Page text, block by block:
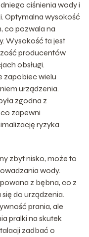
ciśnienia wody i
Optymalna wysokość
co pozwala na
Wysokość ta jest
producentów
obsługi.
zapobiec wielu
urządzenia.
zgodna z
zapewni
ryzyka
zbyt nisko, może to
wody.
z bębna, co z
do urządzenia.
prania, ale
pralki na skutek
zadbać o